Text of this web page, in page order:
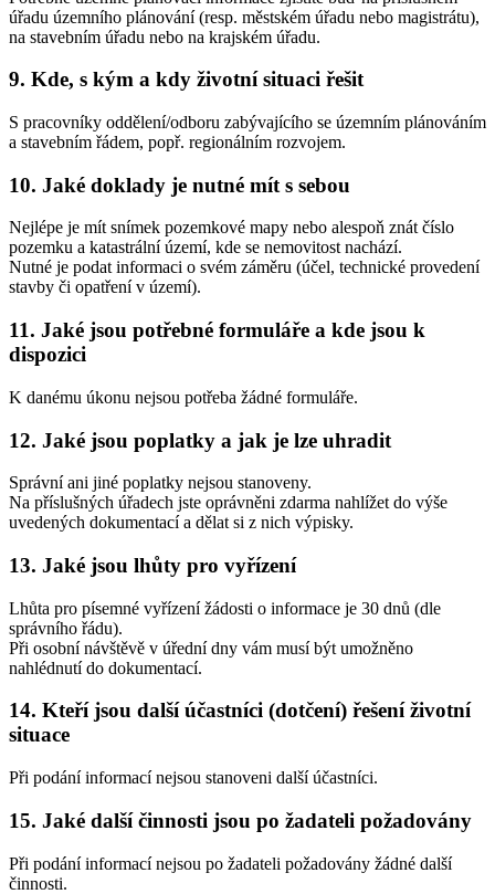
úřadu územního plánování (resp. městském úřadu nebo magistrátu),
na stavebním úřadu nebo na krajském úřadu.
9. Kde, s kým a kdy životní situaci řešit
S pracovníky oddělení/odboru zabývajícího se územním plánováním
a stavebním řádem, popř. regionálním rozvojem.
10. Jaké doklady je nutné mít s sebou
Nejlépe je mít snímek pozemkové mapy nebo alespoň znát číslo
pozemku a katastrální území, kde se nemovitost nachází.
Nutné je podat informaci o svém záměru (účel, technické provedení
stavby či opatření v území).
11. Jaké jsou potřebné formuláře a kde jsou k
dispozici
K danému úkonu nejsou potřeba žádné formuláře.
12. Jaké jsou poplatky a jak je lze uhradit
Správní ani jiné poplatky nejsou stanoveny.
Na příslušných úřadech jste oprávněni zdarma nahlížet do výše
uvedených dokumentací a dělat si z nich výpisky.
13. Jaké jsou lhůty pro vyřízení
Lhůta pro písemné vyřízení žádosti o informace je 30 dnů (dle
správního řádu).
Při osobní návštěvě v úřední dny vám musí být umožněno
nahlédnutí do dokumentací.
14. Kteří jsou další účastníci (dotčení) řešení životní
situace
Při podání informací nejsou stanoveni další účastníci.
15. Jaké další činnosti jsou po žadateli požadovány
Při podání informací nejsou po žadateli požadovány žádné další
činnosti.